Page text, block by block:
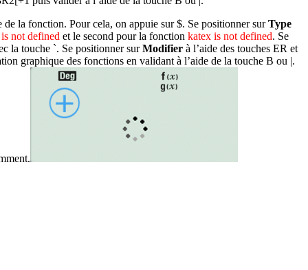
la fonction. Pour cela, on appuie sur$. Se positionner surType
not defined et le second pour la fonction katex is not defined. Se
la touche `. Se positionner surModifier à l’aide des touches ER et
graphique des fonctions en validant à l’aide de la touche B ou |.